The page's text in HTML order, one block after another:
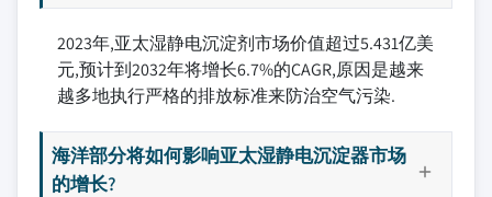
2023年,亚太湿静电沉淀剂市场价值超过5.431亿美
元,预计到2032年将增长6.7%的CAGR,原因是越来
越多地执行严格的排放标准来防治空气污染.
海洋部分将如何影响亚太湿静电沉淀器市场
的增长?